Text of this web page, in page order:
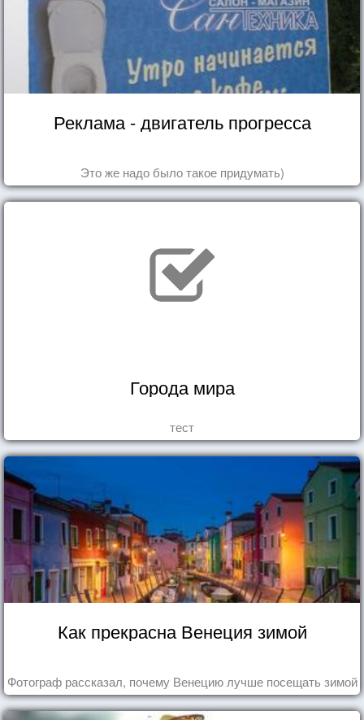
Реклама - двигатель прогресса
Это же надо было такое придумать)
Города мира
тест
Как прекрасна Венеция зимой
Фотограф рассказал, почему Венецию лучше посещать зимой